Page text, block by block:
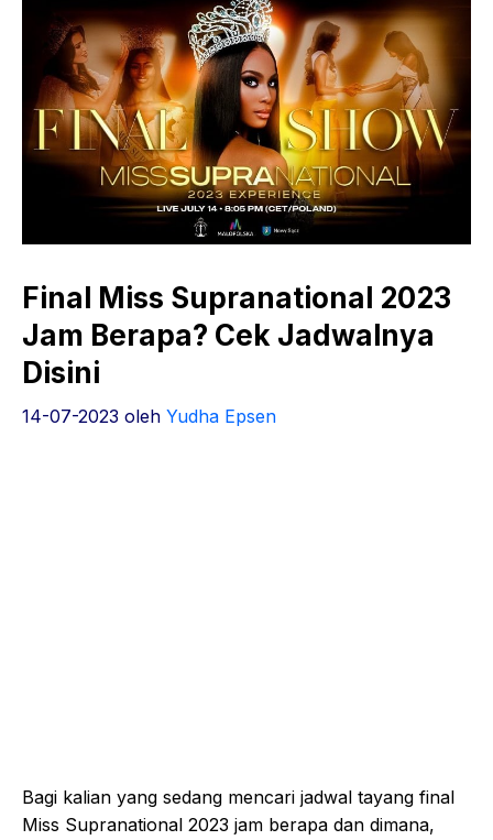
Final Miss Supranational 2023
Jam Berapa? Cek Jadwalnya
Disini
14-07-2023 oleh Yudha Epsen
Bagi kalian yang sedang mencari jadwal tayang final
Miss Supranational 2023 jam berapa dan dimana,